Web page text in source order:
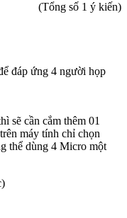
(Tổng số 1 ý kiến)
đáp ứng 4 người họp
sẽ cần cắm thêm 01
máy tính chỉ chọn
thể dùng 4 Micro một